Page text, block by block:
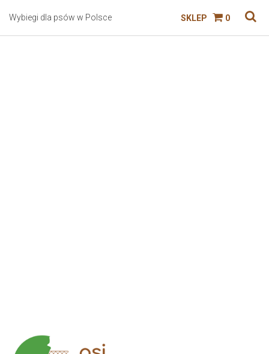
Wybiegi dla psów w Polsce SKLEP 0